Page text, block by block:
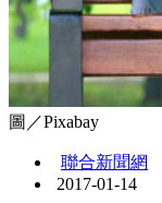
圖／Pixabay
聯合新聞網
2017-01-14